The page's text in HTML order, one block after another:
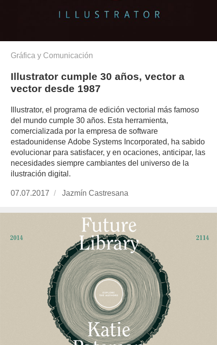
Gráfica y Comunicación
Illustrator cumple 30 años, vector a
vector desde 1987
Illustrator, el programa de edición vectorial más famoso
del mundo cumple 30 años. Esta herramienta,
comercializada por la empresa de software
estadounidense Adobe Systems Incorporated, ha sabido
evolucionar para satisfacer, y en ocaciones, anticipar, las
necesidades siempre cambiantes del universo de la
ilustración digital.
Publicado
07.07.2017
https://www.experimenta.es/author/jazmin-
Jazmín Castresana